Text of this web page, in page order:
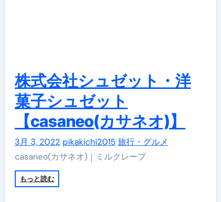
株式会社シュゼット・洋
菓子シュゼット
【casaneo(カサネオ)】
3月 3, 2022 pikakichi2015 旅行・グルメ
casaneo(カサネオ)｜ミルクレープ
もっと読む